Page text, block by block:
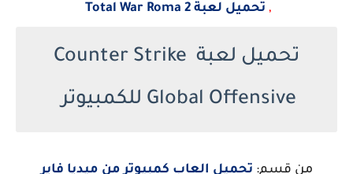
, تحميل لعبة Total War Roma 2
تحميل لعبة Counter Strike
Global Offensive للكمبيوتر
من قسم: تحميل العاب كمبيوتر من ميديا فاير